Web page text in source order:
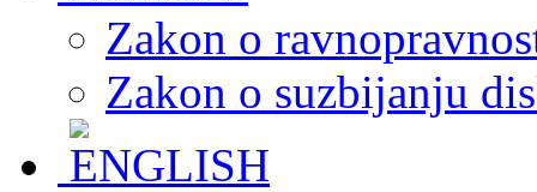
Zakon o
Zakon o suzbijanju